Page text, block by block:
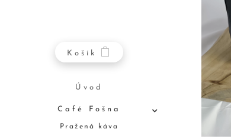
Košík
Úvod
Café Fošna
Pražená káva